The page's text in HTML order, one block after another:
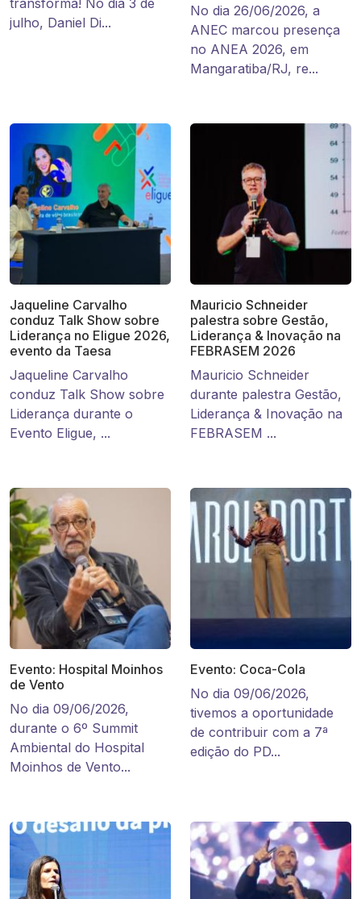
transforma! No dia 3 de
julho, Daniel Di...
No dia 26/06/2026, a
ANEC marcou presença
no ANEA 2026, em
Mangaratiba/RJ, re...
Jaqueline Carvalho
conduz Talk Show sobre
Liderança no Eligue 2026,
evento da Taesa
Jaqueline Carvalho
conduz Talk Show sobre
Liderança durante o
Evento Eligue, ...
Mauricio Schneider
palestra sobre Gestão,
Liderança & Inovação na
FEBRASEM 2026
Mauricio Schneider
durante palestra Gestão,
Liderança & Inovação na
FEBRASEM ...
Evento: Hospital Moinhos
de Vento
No dia 09/06/2026,
durante o 6º Summit
Ambiental do Hospital
Moinhos de Vento...
Evento: Coca-Cola
No dia 09/06/2026,
tivemos a oportunidade
de contribuir com a 7ª
edição do PD...